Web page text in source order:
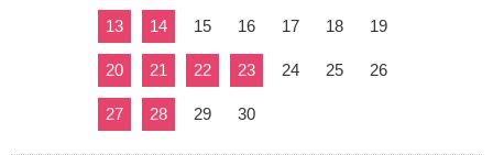
13 14 15 16 17 18 19
20 21 22 23 24 25 26
27 28 29 30